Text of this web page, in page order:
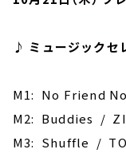
♪ ミュージックセ
M1: No Friend
M2: Buddies /
M3: Shuffle /